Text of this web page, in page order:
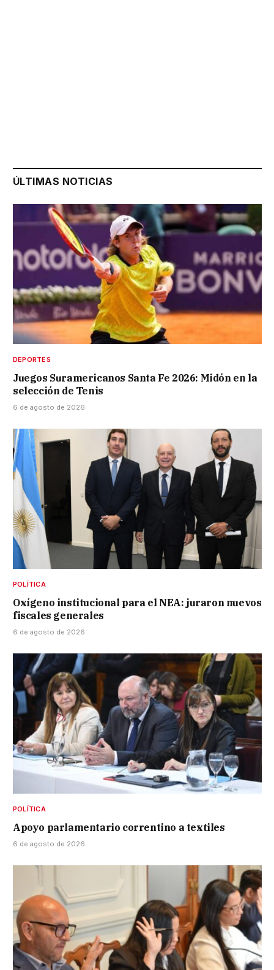
ÚLTIMAS NOTICIAS
DEPORTES
Juegos Suramericanos Santa Fe 2026: Midón en la
selección de Tenis
6 de agosto de 2026
POLÍTICA
Oxígeno institucional para el NEA: juraron nuevos
fiscales generales
6 de agosto de 2026
POLÍTICA
Apoyo parlamentario correntino a textiles
6 de agosto de 2026